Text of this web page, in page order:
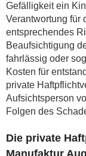
Gefälligkeit ein
Verantwortung für
entsprechendes
Beaufsichtigung
fahrlässig oder
Kosten für
private
Aufsichtsperson
Folgen des
Die private
Manufaktur